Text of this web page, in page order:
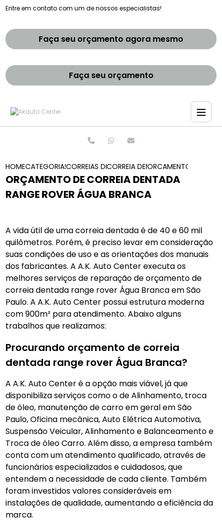
Entre em contato com um de nossos especialistas!
Faça seu orçamento agora mesmo
Faça seu orçamento
HOMECATEGORIASCORREIAS DENTADASCORREIA DENTADA RANGE ROVER
ORCAMENTO DE
ORÇAMENTO DE CORREIA DENTADA
RANGE ROVER ÁGUA BRANCA
A vida útil de uma correia dentada é de 40 e 60 mil
quilômetros. Porém, é preciso levar em consideração
suas condições de uso e as orientações dos manuais
dos fabricantes. A A.K. Auto Center executa os
melhores serviços de reparação de orçamento de
correia dentada range rover Água Branca em São
Paulo. A A.K. Auto Center possui estrutura moderna
com 900m² para atendimento. Abaixo alguns
trabalhos que realizamos:
Procurando orçamento de correia
dentada range rover Água Branca?
A A.K. Auto Center é a opção mais viável, já que
disponibiliza serviços como o de Alinhamento, troca
de óleo, manutenção de carro em geral em São
Paulo, Oficina mecânica, Auto Elétrica Automotiva,
Suspensão Veicular, Alinhamento e Balanceamento e
Troca de óleo Carro. Além disso, a empresa também
conta com um atendimento qualificado, através de
funcionários especializados e cuidadosos, que
entendem a necessidade de cada cliente. Também
foram investidos valores consideráveis em
instalações de qualidade, aumentando a eficiência da
marca.